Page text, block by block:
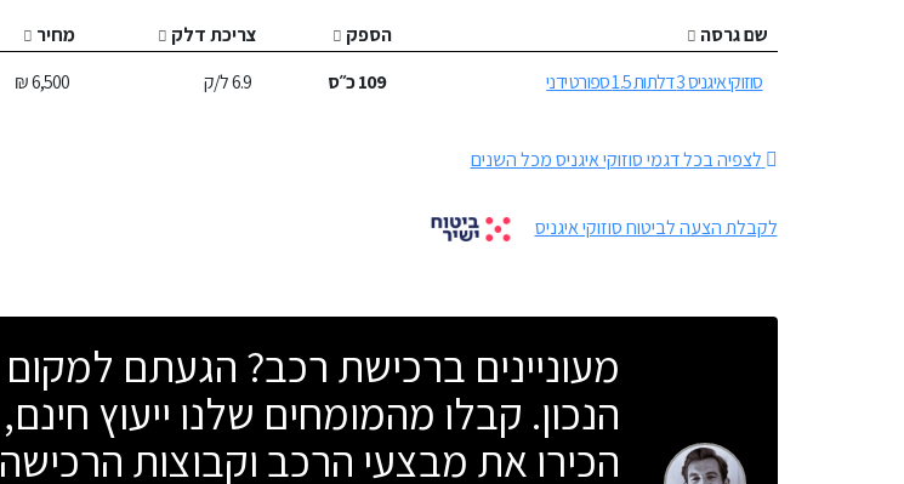
שם גרסה הספק צריכת דלק מחיר
סוזוקי איגניס 3 דלתות 1.5 ספורט ידני
109כ״ס 6.9ל/ק 6,500 ₪
לצפיה בכל דגמי סוזוקי איגניס מכל השנים
לקבלת הצעה לביטוח סוזוקי איגניס
מעוניינים ברכישת רכב? הגעתם למקום
הנכון. קבלו מהמומחים שלנו ייעוץ חינם,
הכירו את מבצעי הרכב וקבוצות הרכישה